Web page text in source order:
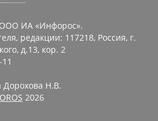
ИА «Инфорос».
редакции: 117218, Россия, г.
д.13, кор. 2
Дорохова Н.В.
2026